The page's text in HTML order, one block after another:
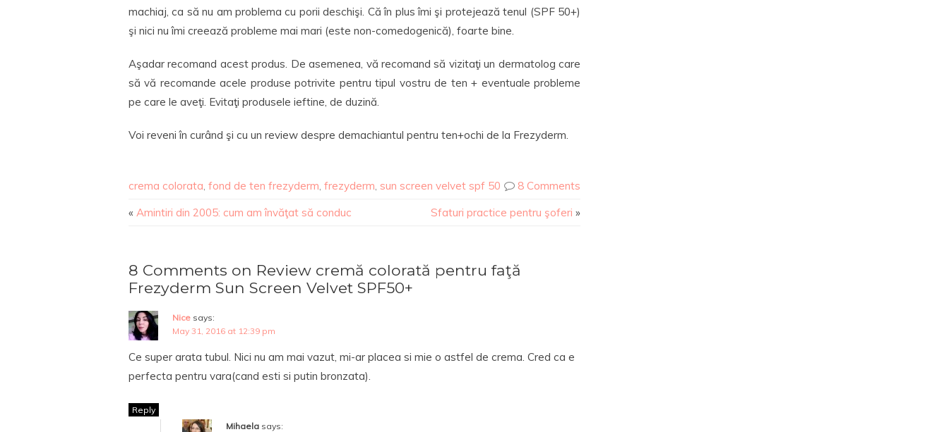
machiaj, ca să nu am problema cu porii deschişi. Că în plus îmi şi protejează tenul (SPF 50+)
şi nici nu îmi creează probleme mai mari (este non-comedogenică), foarte bine.
Aşadar recomand acest produs. De asemenea, vă recomand să vizitaţi un dermatolog care
să vă recomande acele produse potrivite pentru tipul vostru de ten + eventuale probleme
pe care le aveţi. Evitaţi produsele ieftine, de duzină.
Voi reveni în curând şi cu un review despre demachiantul pentru ten+ochi de la Frezyderm.
crema colorata, fond de ten frezyderm, frezyderm, sun screen velvet spf 50
8 Comments
« Amintiri din 2005: cum am învăţat să conduc Sfaturi practice pentru şoferi »
8 Comments on Review cremă colorată pentru faţă
Frezyderm Sun Screen Velvet SPF50+
Nice says:
May 31, 2016 at 12:39 pm
Ce super arata tubul. Nici nu am mai vazut, mi-ar placea si mie o astfel de crema. Cred ca e
perfecta pentru vara(cand esti si putin bronzata).
Reply
Mihaela says: